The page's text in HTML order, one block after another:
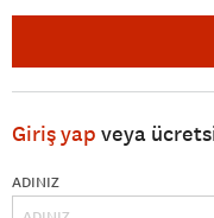
Giriş yap veya
ADINIZ